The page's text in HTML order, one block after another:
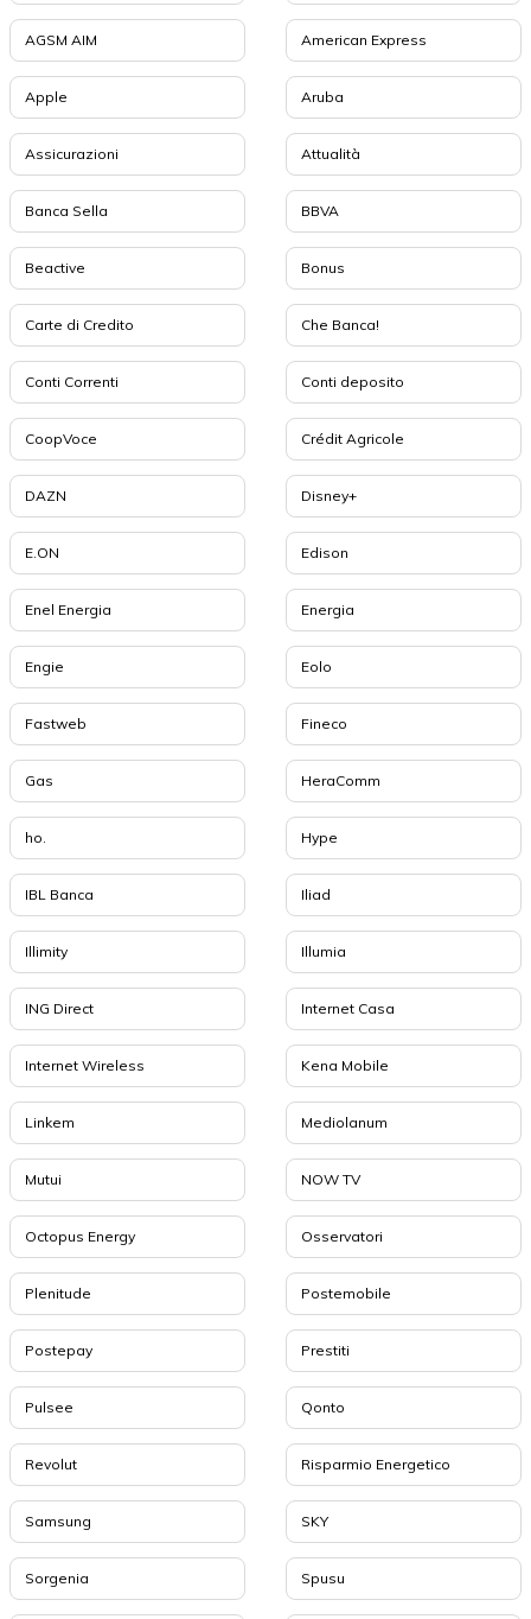
AGSM AIM American Express
Apple Aruba
Assicurazioni Attualità
Banca Sella BBVA
Beactive Bonus
Carte di Credito Che Banca!
Conti Correnti Conti deposito
CoopVoce Crédit Agricole
DAZN Disney+
E.ON Edison
Enel Energia Energia
Engie Eolo
Fastweb Fineco
Gas HeraComm
ho. Hype
IBL Banca Iliad
Illimity Illumia
ING Direct Internet Casa
Internet Wireless Kena Mobile
Linkem Mediolanum
Mutui NOW TV
Octopus Energy Osservatori
Plenitude Postemobile
Postepay Prestiti
Pulsee Qonto
Revolut Risparmio Energetico
Samsung SKY
Sorgenia Spusu